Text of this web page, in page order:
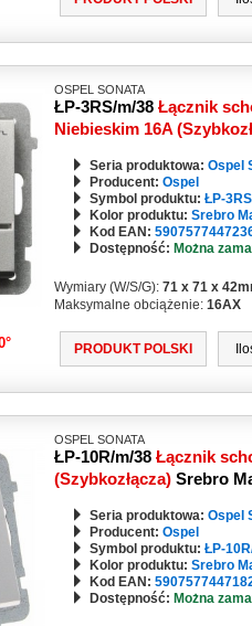
OSPEL SONATA
ŁP-3RS/m/38 Łącznik
Niebieskim 16A
Seria produktowa: Ospel
Producent: Ospel
Symbol produktu: ŁP-
Kolor produktu: Srebro
Kod EAN:
Dostępność: Można
Wymiary (W/S/G): 71 x 71 x
Maksymalne obciążenie: 16AX
PRODUKT POLSKI
OSPEL SONATA
ŁP-10R/m/38 Łącznik
(Szybkozłącza) Srebro
Seria produktowa: Ospel
Producent: Ospel
Symbol produktu: ŁP-
Kolor produktu: Srebro
Kod EAN:
Dostępność: Można